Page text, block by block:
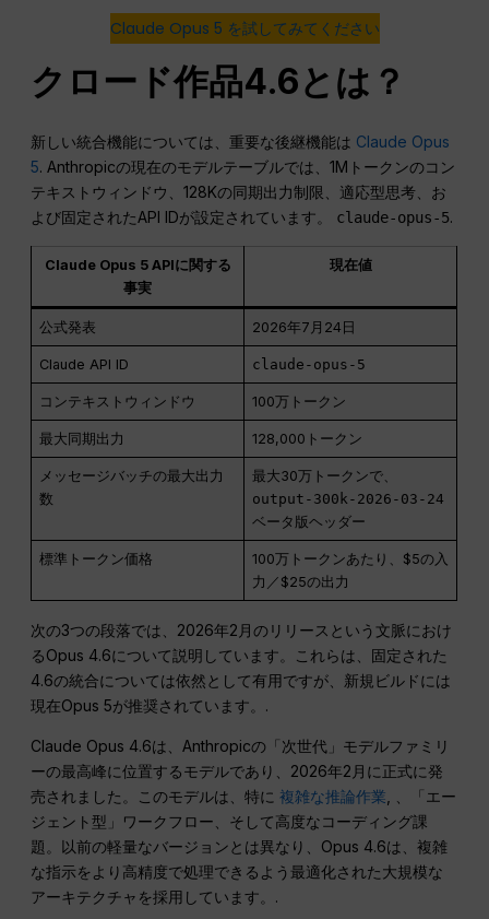
Claude Opus 5 を試してみてください
クロード作品4.6とは？
新しい統合機能については、重要な後継機能は Claude Opus
5. Anthropicの現在のモデルテーブルでは、1Mトークンのコン
テキストウィンドウ、128Kの同期出力制限、適応型思考、お
よび固定されたAPI IDが設定されています。 claude-opus-5.
Claude Opus 5 APIに関する
事実
現在値
公式発表 2026年7月24日
Claude API ID claude-opus-5
コンテキストウィンドウ 100万トークン
最大同期出力 128,000トークン
メッセージバッチの最大出力
数
最大30万トークンで、
output-300k-2026-03-24
ベータ版ヘッダー
標準トークン価格
100万トークンあたり、$5の入
力／$25の出力
次の3つの段落では、2026年2月のリリースという文脈におけ
るOpus 4.6について説明しています。これらは、固定された
4.6の統合については依然として有用ですが、新規ビルドには
現在Opus 5が推奨されています。.
Claude Opus 4.6は、Anthropicの「次世代」モデルファミリ
ーの最高峰に位置するモデルであり、2026年2月に正式に発
売されました。このモデルは、特に複雑な推論作業 , 、「エー
ジェント型」ワークフロー、そして高度なコーディング課
題。以前の軽量なバージョンとは異なり、Opus 4.6は、複雑
な指示をより高精度で処理できるよう最適化された大規模な
アーキテクチャを採用しています。.